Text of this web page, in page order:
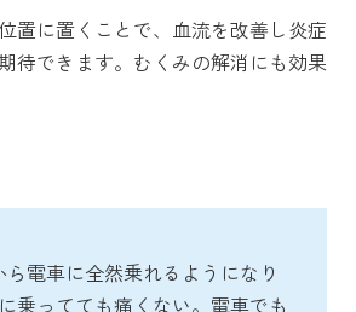
置に置くことで、血流を改善し炎症
待できます。むくみの解消にも効果
電車に全然乗れるようになり
乗ってても痛くない。電車でも